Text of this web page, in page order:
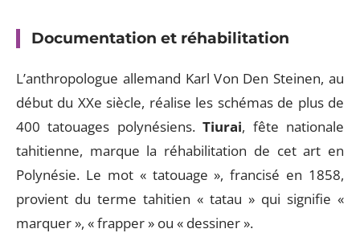
Documentation et réhabilitation
L’anthropologue allemand Karl Von Den Steinen, au
début du XXe siècle, réalise les schémas de plus de
400 tatouages polynésiens.Tiurai, fête nationale
tahitienne, marque la réhabilitation de cet art en
Polynésie. Le mot « tatouage », francisé en 1858,
provient du terme tahitien « tatau » qui signifie «
marquer », « frapper » ou « dessiner ».